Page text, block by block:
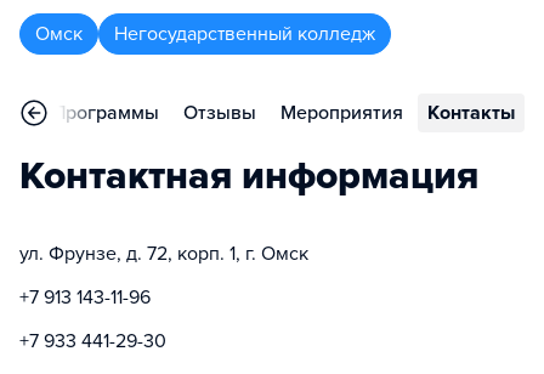
Омск Негосударственный колледж
Программы Отзывы Мероприятия Контакты
Контактная информация
ул. Фрунзе, д. 72, корп. 1, г. Омск
+7 913 143-11-96
+7 933 441-29-30